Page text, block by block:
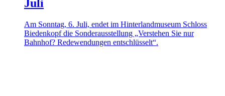
Juli
Am Sonntag, 6. Juli, endet im Hinterlandmuseum Schloss
Biedenkopf die Sonderausstellung „Verstehen Sie nur
Bahnhof? Redewendungen entschlüsselt“.